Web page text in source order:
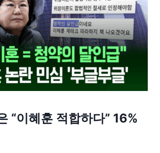
“이혜훈 적합하다” 16%